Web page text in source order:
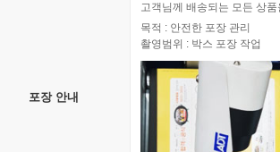
의 정체와 12라는 숫자의 비밀
에는 12지파가 있고, 예수에게는 12명의
만이 참석했다. 인도와 이집트의 신들도
한다. 1년은 12달이고, 하루는 두 번의 12시
인력을 발견한 과학자 뉴턴은 실제로는
포장 안내
고객님께 배송되는 모든 상
목적 : 안전한 포장 관리
촬영범위 : 박스 포장 작업